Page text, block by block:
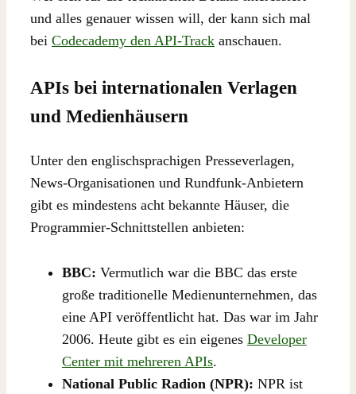
und alles genauer wissen will, der kann sich mal
bei Codecademy den API-Track anschauen.
APIs bei internationalen Verlagen
und Medienhäusern
Unter den englischsprachigen Presseverlagen,
News-Organisationen und Rundfunk-Anbietern
gibt es mindestens acht bekannte Häuser, die
Programmier-Schnittstellen anbieten:
BBC: Vermutlich war die BBC das erste
große traditionelle Medienunternehmen, das
eine API veröffentlicht hat. Das war im Jahr
2006. Heute gibt es ein eigenes Developer
Center mit mehreren APIs.
National Public Radion (NPR): NPR ist